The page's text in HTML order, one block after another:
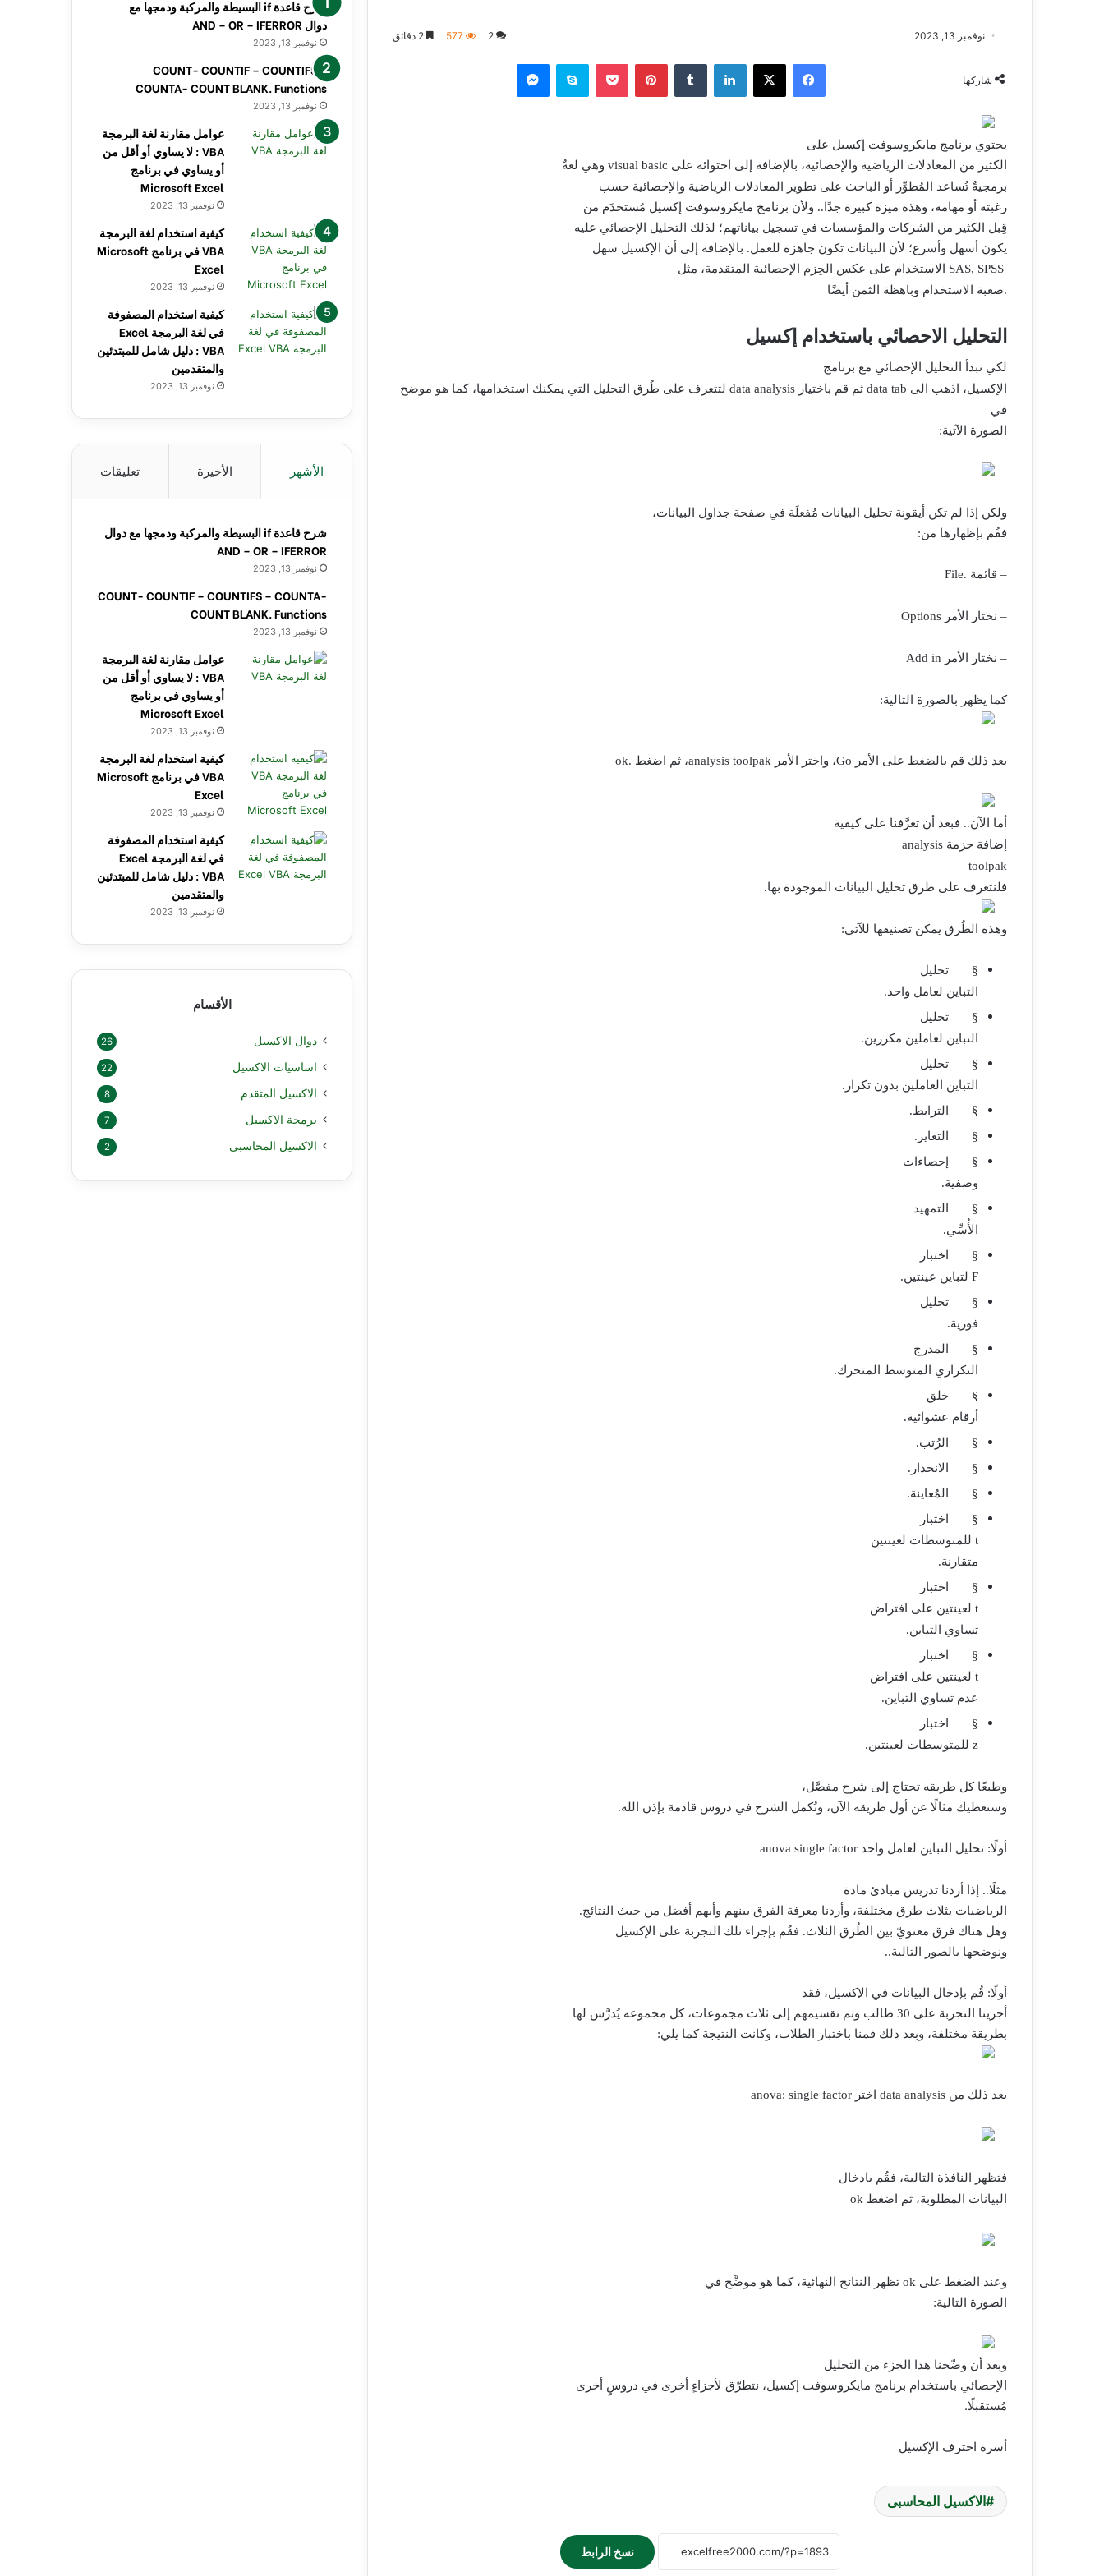
نوفمبر 13, 2023 2
577
شاركها
فيسبوك ‫X لينكدإن ‏Tumblr بينتيريست‫Pocket سكايب ماسنجر
يحتوي برنامج مايكروسوفت إكسيل على
الكثير من المعادلات الرياضية والإحصائية، بالإضافة إلى احتوائه على visual basic وهي لغةٌ
برمجيةٌ تُساعد المُطوِّر أو الباحث على تطوير المعادلات الرياضية والإحصائية حسب
رغبته أو مهامه، وهذه ميزة كبيرة جدًا.. ولأن برنامج مايكروسوفت إكسيل مُستخدَم من
قِبل الكثير من الشركات والمؤسسات في تسجيل بياناتهم؛ لذلك التحليل الإحصائي عليه
يكون أسهل وأسرع؛ لأن البيانات تكون جاهزة للعمل. بالإضافة إلى أن الإكسيل سهل
SAS, SPSS
صعبة الاستخدام وباهظة الثمن أيضًا.
التحليل الاحصائي باستخدام إكسيل
لكي تبدأ التحليل الإحصائي مع برنامج
الإكسيل، اذهب الى data tab ثم قم باختيار data analysis لتتعرف على طُرق التحليل التي يمكنك استخدامها، كما هو موضح
في
الصورة الآتية:
ولكن إذا لم تكن أيقونة تحليل البيانات مُفعلَة في صفحة جداول البيانات،
فقُم بإظهارها من:
– قائمة File.
– نختار الأمر Options
– نختار الأمر Add in
كما يظهر بالصورة التالية:
بعد ذلك قم بالضغط على الأمر Go، واختر الأمر analysis toolpak، ثم اضغط ok.
أما الآن.. فبعد أن تعرَّفنا على كيفية
إضافة حزمة analysis
toolpak
فلنتعرف على طرق تحليل البيانات الموجودة بها.
وهذه الطُرق يمكن تصنيفها للآتي:
§
تحليل
التباين لعامل واحد.
§
تحليل
التباين لعاملين مكررين.
§
تحليل
التباين العاملين بدون تكرار.
§
الترابط.
§
التغاير.
§
إحصاءات
وصفية.
§
التمهيد
الأُسِّي.
§
اختبار
F لتباين عينتين.
§
تحليل
فورية.
§
المدرج
التكراري المتوسط المتحرك.
§
خلق
أرقام عشوائية.
§
الرُتب.
§
الانحدار.
§
المُعاينة.
§
اختبار
t للمتوسطات لعينتين
متقارنة.
§
اختبار
t لعينتين على افتراض
تساوي التباين.
§
اختبار
t لعينتين على افتراض
عدم تساوي التباين.
§
اختبار
z للمتوسطات لعينتين.
وطبعًا كل طريقه تحتاج إلى شرح مفصَّل،
وسنعطيك مثالًا عن أول طريقه الآن، ونُكمل الشرح في دروس قادمة بإذن الله.
أولًا: تحليل التباين لعامل واحد anova single factor
مثلًا.. إذا أردنا تدريس مبادئ مادة
الرياضيات بثلاث طرق مختلفة، وأردنا معرفة الفرق بينهم وأيهم أفضل من حيث النتائج.
وهل هناك فرق معنويّ بين الطُرق الثلاث. فقُم بإجراء تلك التجربة على الإكسيل
ونوضحها بالصور التالية..
أولًا: قُم بإدخال البيانات في الإكسيل، فقد
أجرينا التجربة على 30 طالب وتم تقسيمهم إلى ثلاث مجموعات، كل مجموعه يُدرَّس لها
بطريقة مختلفة، وبعد ذلك قمنا باختبار الطلاب، وكانت النتيجة كما يلي:
بعد ذلك من data analysis اختر anova: single factor
فتظهر النافذة التالية، فقُم بادخال
البيانات المطلوبة، ثم اضغط ok
وعند الضغط على ok تظهر النتائج النهائية، كما هو موضَّح في
الصورة التالية:
وبعد أن وضّحنا هذا الجزء من التحليل
الإحصائي باستخدام برنامج مايكروسوفت إكسيل، نتطرّق لأجزاءٍ أخرى في دروسٍ أخرى
مُستقبلًا.
أسرة احترف الإكسيل
الاكسيل المحاسبى
نسخ الرابط
شرح قاعدة if البسيطة والمركبة ودمجها مع
دوال AND – OR – IFERROR
نوفمبر 13, 2023
COUNT- COUNTIF – COUNTIFS –
COUNTA- COUNT BLANK. Functions
نوفمبر 13, 2023
عوامل مقارنة لغة البرمجة
VBA : لا يساوي أو أقل من
أو يساوي في برنامج
Microsoft Excel
نوفمبر 13, 2023
كيفية استخدام لغة البرمجة
VBA في برنامج Microsoft
Excel
نوفمبر 13, 2023
كيفية استخدام المصفوفة
في لغة البرمجة Excel
VBA : دليل شامل للمبتدئين
والمتقدمين
نوفمبر 13, 2023
الأشهر الأخيرة تعليقات
شرح قاعدة if البسيطة والمركبة ودمجها مع دوال
AND – OR – IFERROR
نوفمبر 13, 2023
COUNT- COUNTIF – COUNTIFS – COUNTA-
COUNT BLANK. Functions
نوفمبر 13, 2023
عوامل مقارنة لغة البرمجة
VBA : لا يساوي أو أقل من
أو يساوي في برنامج
Microsoft Excel
نوفمبر 13, 2023
كيفية استخدام لغة البرمجة
VBA في برنامج Microsoft
Excel
نوفمبر 13, 2023
كيفية استخدام المصفوفة
في لغة البرمجة Excel
VBA : دليل شامل للمبتدئين
والمتقدمين
نوفمبر 13, 2023
الأقسام
دوال الاكسيل 26
اساسيات الاكسيل 22
الاكسيل المتقدم 8
برمجة الاكسيل 7
الاكسيل المحاسبى 2